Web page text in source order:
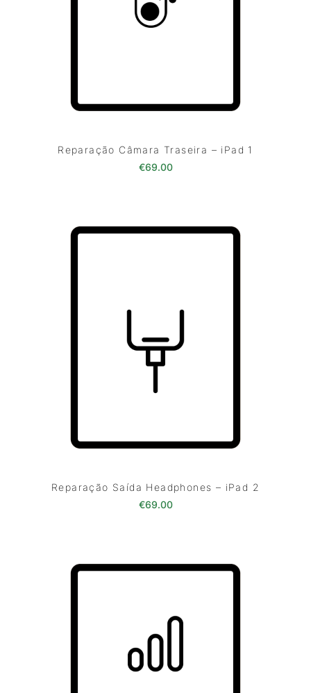
Reparação Câmara Traseira – iPad 1
€69.00
Reparação Saída Headphones – iPad 2
€69.00